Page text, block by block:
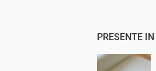
PRESENTE IN